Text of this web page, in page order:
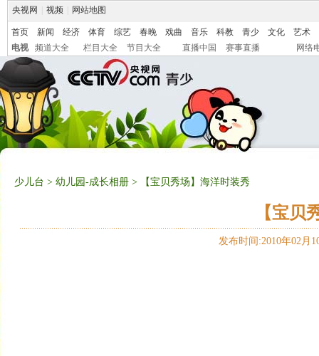
央视网 视频 网站地图
首页 新闻 经济 体育 综艺 春晚 戏曲 音乐 科教 青少 文化
艺术
电视
频道大全 栏目大全 节目大全 直播中国 赛事直播 网络
少儿台 > 幼儿园-成长相册 > 【宝贝秀场】海洋时装秀
【宝贝
发布时间:2010年02月